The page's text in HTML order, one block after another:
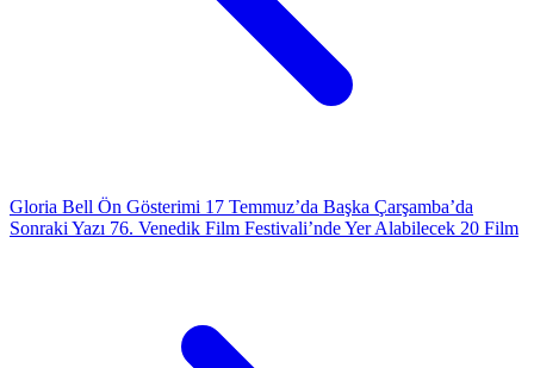
Gloria Bell Ön Gösterimi 17 Temmuz’da Başka Çarşamba’da
Sonraki Yazı 76. Venedik Film Festivali’nde Yer Alabilecek 20 Film